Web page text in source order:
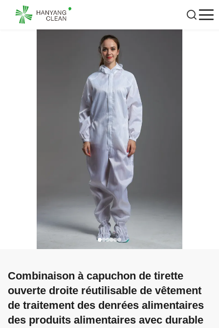
Combinaison à capuchon de tirette
ouverte droite réutilisable de vêtement
de traitement des denrées alimentaires
des produits alimentaires avec durable